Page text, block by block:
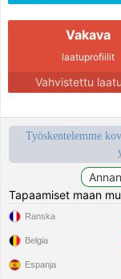
Vakava
laatuprofiilit
Vahvistettu laatu
Työskentelemme
Tapaamiset maan
Ranska
Belgia
Espanja